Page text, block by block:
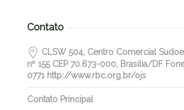
Contato
CLSW 504, Centro Comercial
nº 155 CEP 70.673-000, Brasilia/DF
0771 http://www.rbc.org.br/ojs
Contato Principal